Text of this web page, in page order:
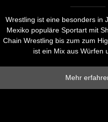
Wrestling ist eine besonders in
Mexiko populäre Sportart mit
Chain Wrestling bis zum zum
ist ein Mix aus Würfen
Mehr